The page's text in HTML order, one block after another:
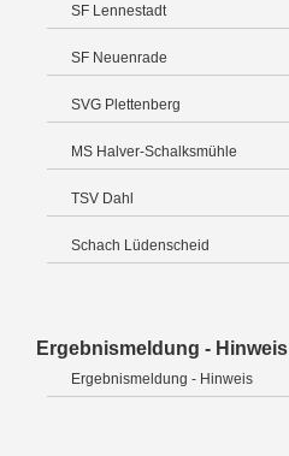
SF Lennestadt
SF Neuenrade
SVG Plettenberg
MS Halver-Schalksmühle
TSV Dahl
Schach Lüdenscheid
Ergebnismeldung - Hinweis
Ergebnismeldung - Hinweis